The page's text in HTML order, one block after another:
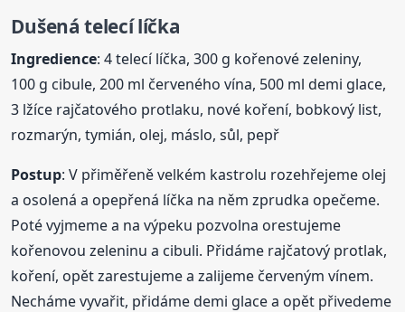
Dušená telecí líčka
Ingredience: 4 telecí líčka, 300 g kořenové zeleniny,
100 g cibule, 200 ml červeného vína, 500 ml demi glace,
3 lžíce rajčatového protlaku, nové koření, bobkový list,
rozmarýn, tymián, olej, máslo, sůl, pepř
Postup: V přiměřeně velkém kastrolu rozehřejeme olej
a osolená a opepřená líčka na něm zprudka opečeme.
Poté vyjmeme a na výpeku pozvolna orestujeme
kořenovou zeleninu a cibuli. Přidáme rajčatový protlak,
koření, opět zarestujeme a zalijeme červeným vínem.
Necháme vyvařit, přidáme demi glace a opět přivedeme